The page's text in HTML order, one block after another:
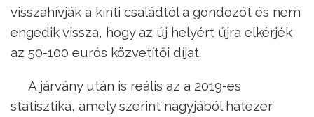
visszahívják a kinti családtól a gondozót és nem
engedik vissza, hogy az új helyért újra elkérjék
az 50-100 eurós közvetítői díjat.
A járvány után is reális az a 2019-es
statisztika, amely szerint nagyjából hatezer